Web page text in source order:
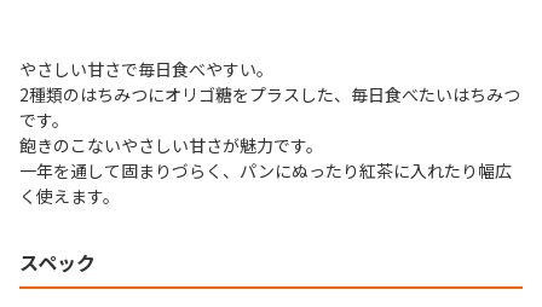
やさしい甘さで毎日食べやすい。
2種類のはちみつにオリゴ糖をプラスした、毎日食べたいはちみつ
です。
飽きのこないやさしい甘さが魅力です。
一年を通して固まりづらく、パンにぬったり紅茶に入れたり幅広
く使えます。
スペック